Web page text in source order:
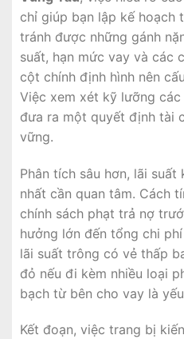
chỉ giúp bạn lập kế hoạch
tránh được những gánh
suất, hạn mức vay và các
cột chính định hình nên
Việc xem xét kỹ lưỡng
đưa ra một quyết định tài
vững.
Phân tích sâu hơn, lãi
nhất cần quan tâm. Cách
chính sách phạt trả nợ
hưởng lớn đến tổng chi
lãi suất trông có vẻ thấp
đỏ nếu đi kèm nhiều loại
bạch từ bên cho vay là
Kết đoạn, việc trang bị